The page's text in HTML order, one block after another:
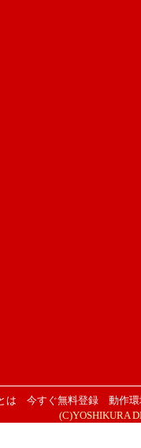
は 今すぐ無料登録
動作
(C)YOSHIKURA